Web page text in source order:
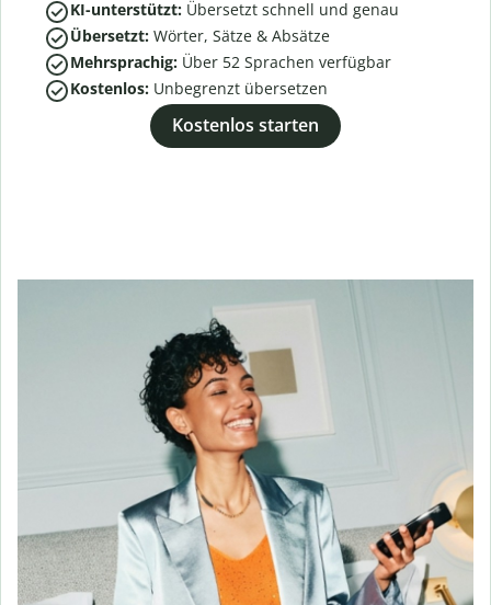
KI-unterstützt: Übersetzt schnell und genau
Übersetzt: Wörter, Sätze & Absätze
Mehrsprachig: Über 52 Sprachen verfügbar
Kostenlos: Unbegrenzt übersetzen
Kostenlos starten